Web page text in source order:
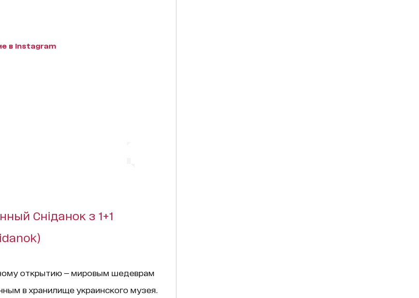
в Instagram
Сніданок з 1+1
открытию — мировым шедеврам
в хранилище украинского музея.